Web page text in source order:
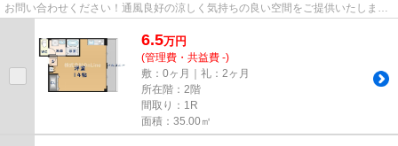
お問い合わせください！通風良好の涼しく気持ちの良い空間をご提供いたしま
す！眺望良好で景色が楽しめま...
6.5万円
(管理費・共益費 -)
敷：0ヶ月｜礼：2ヶ月
所在階：2階
間取り：1R
面積：35.00㎡